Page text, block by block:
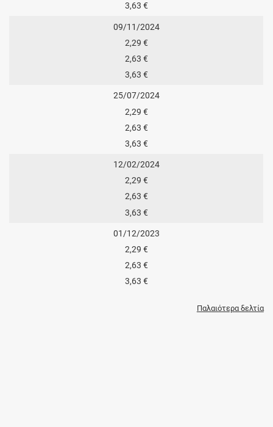
3,63 €
09/11/2024
2,29 €
2,63 €
3,63 €
25/07/2024
2,29 €
2,63 €
3,63 €
12/02/2024
2,29 €
2,63 €
3,63 €
01/12/2023
2,29 €
2,63 €
3,63 €
Παλαιότερα δελτία